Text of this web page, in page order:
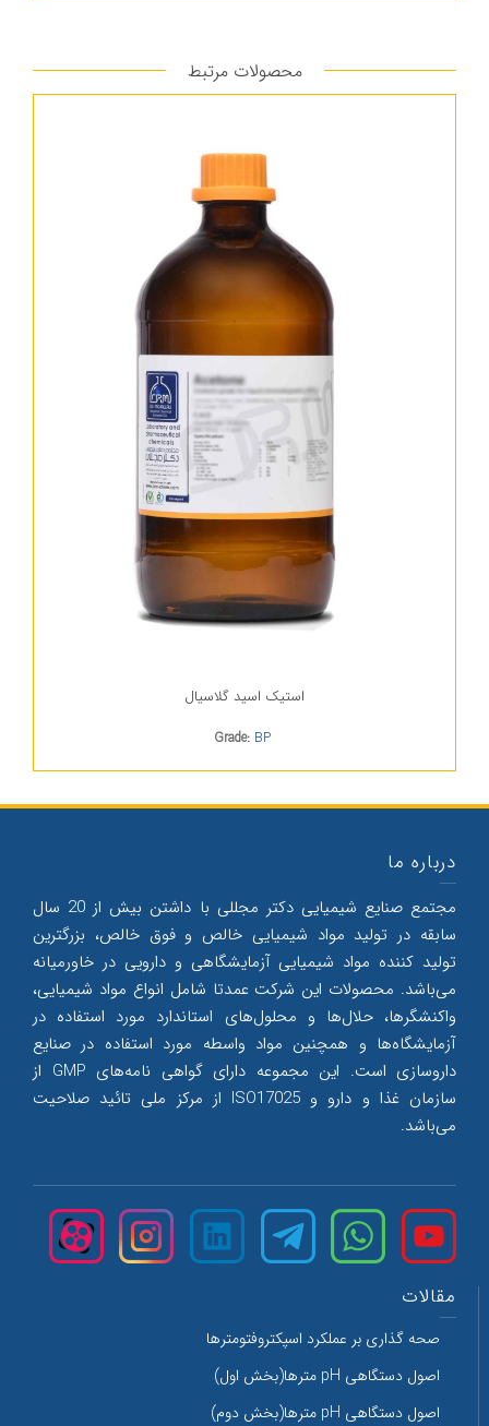
محصولات مرتبط
استیک اسید گلاسیال
Grade: BP
درباره ما
مجتمع صنایع شیمیایی دکتر مجللی با داشتن بیش از 20 سال
سابقه در تولید مواد شیمیایی خالص و فوق خالص، بزرگترین
تولید کننده مواد شیمیایی آزمایشگاهی و دارویی در خاورمیانه
می‌‌باشد. محصولات این شرکت عمدتا شامل انواع مواد شیمیایی،
واکنشگرها، حلال‌‌ها و محلول‌‌های استاندارد مورد استفاده در
آزمایشگاه‌ها و همچنین مواد واسطه مورد استفاده در صنایع
داروسازی است. این مجموعه دارای گواهی نامه‌های GMP از
سازمان غذا و دارو و ISO17025 از مرکز ملی تائید صلاحیت
می‌‌باشد.
مقالات
صحه گذاری بر عملکرد اسپکتروفتومترها
اصول دستگاهی pH مترها(بخش اول)
اصول دستگاهی pH مترها(بخش دوم)